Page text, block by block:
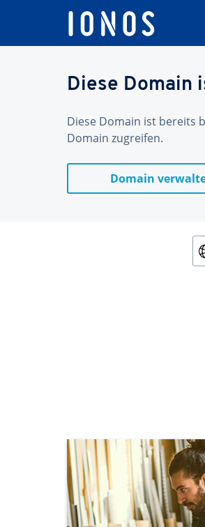
Diese
Diese Domain ist bereits
Domain zugreifen.
Domain